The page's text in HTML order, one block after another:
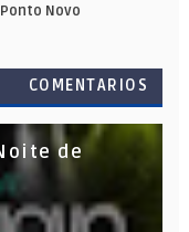
Novo
COMENTARIOS
de